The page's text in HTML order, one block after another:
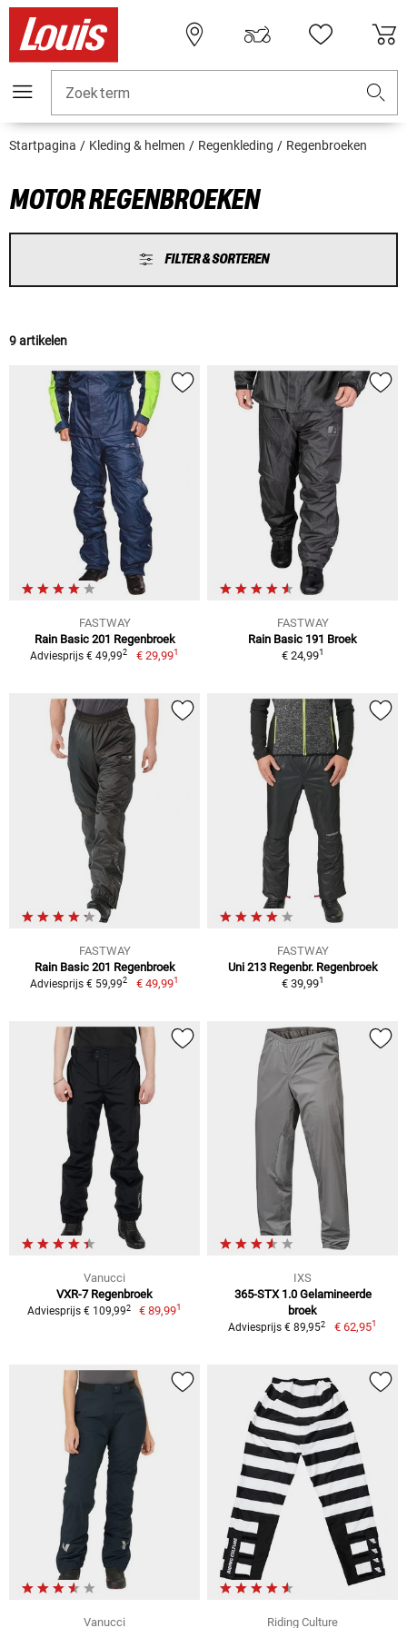
Zoekterm
Startpagina Kleding & helmen Regenkleding Regenbroeken
MOTOR REGENBROEKEN
FILTER & SORTEREN
9 artikelen
FASTWAY
Rain Basic 201 Regenbroek
Adviesprijs € 49,992 € 29,991
FASTWAY
Rain Basic 191 Broek
€ 24,991
FASTWAY
Rain Basic 201 Regenbroek
Adviesprijs € 59,992 € 49,991
FASTWAY
Uni 213 Regenbr. Regenbroek
€ 39,991
Vanucci
VXR-7 Regenbroek
Adviesprijs € 109,992 € 89,991
IXS
365-STX 1.0 Gelamineerde
broek
Adviesprijs € 89,952 € 62,951
Vanucci Riding Culture